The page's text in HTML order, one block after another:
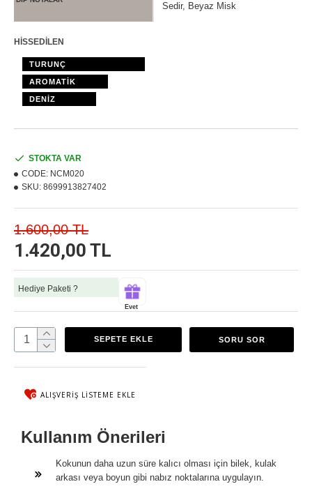
Sedir, Beyaz Misk
HİSSEDİLEN
TURUNÇ
AROMATİK
DENİZ
1.420,00 TL
1.600,00 TL
STOKTA VAR
CODE: NCM020
SKU: 8699913827402
Hediye Paketi ?
Evet
SEPETE EKLE SORU SOR
ALIŞVERIŞ LISTEME EKLE
Kullanım Önerileri
Kokunun daha uzun süre kalıcı olması için bilek, kulak
arkası veya boyun gibi nabız noktalarına uygulayın.